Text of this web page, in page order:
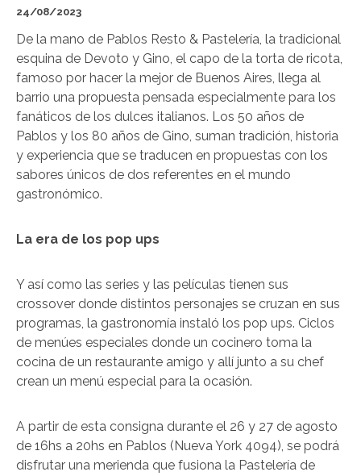
24/08/2023
De la mano de Pablos Resto & Pastelería, la tradicional
esquina de Devoto y Gino, el capo de la torta de ricota,
famoso por hacer la mejor de Buenos Aires, llega al
barrio una propuesta pensada especialmente para los
fanáticos de los dulces italianos. Los 50 años de
Pablos y los 80 años de Gino, suman tradición, historia
y experiencia que se traducen en propuestas con los
sabores únicos de dos referentes en el mundo
gastronómico.
La era de los pop ups
Y así como las series y las películas tienen sus
crossover donde distintos personajes se cruzan en sus
programas, la gastronomía instaló los pop ups. Ciclos
de menúes especiales donde un cocinero toma la
cocina de un restaurante amigo y allí junto a su chef
crean un menú especial para la ocasión.
A partir de esta consigna durante el 26 y 27 de agosto
de 16hs a 20hs en Pablos (Nueva York 4094), se podrá
disfrutar una merienda que fusiona la Pastelería de